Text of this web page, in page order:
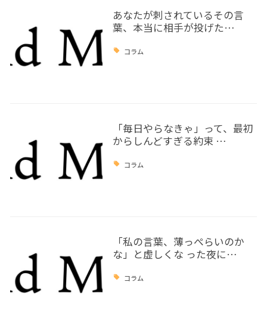
あなたが刺されているその言
葉、本当に相手が投げた…
コラム
「毎日やらなきゃ」って、最初
からしんどすぎる約束 …
コラム
「私の言葉、薄っぺらいのか
な」と虚しくな った夜に…
コラム